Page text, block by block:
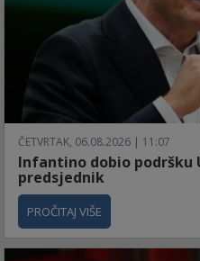
ČETVRTAK, 06.08.2026 | 11:07
Infantino dobio podršku
predsjednik
PROČITAJ VIŠE